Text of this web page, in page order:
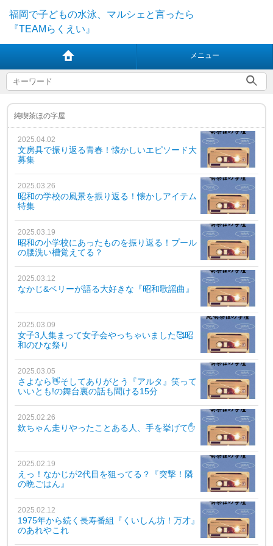
福岡で子どもの水泳、マルシェと言ったら
『TEAMらくえい』
メニュー
純喫茶ほの字屋
2025.04.02
文房具で振り返る青春！懐かしいエピソード大
募集
2025.03.26
昭和の学校の風景を振り返る！懐かしアイテム
特集
2025.03.19
昭和の小学校にあったものを振り返る！プール
の腰洗い槽覚えてる？
2025.03.12
なかじ&ベリーが語る大好きな『昭和歌謡曲』
2025.03.09
女子3人集まって女子会やっちゃいました🥰昭
和のひな祭り
2025.03.05
さよなら👋そしてありがとう『アルタ』笑って
いいとも!の舞台裏の話も聞ける15分
2025.02.26
欽ちゃん走りやったことある人、手を挙げて✋
2025.02.19
えっ！なかじが2代目を狙ってる？『突撃！隣
の晩ごはん』
2025.02.12
1975年から続く長寿番組『くいしん坊！万才』
のあれやこれ